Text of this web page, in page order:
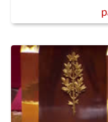
désincitation